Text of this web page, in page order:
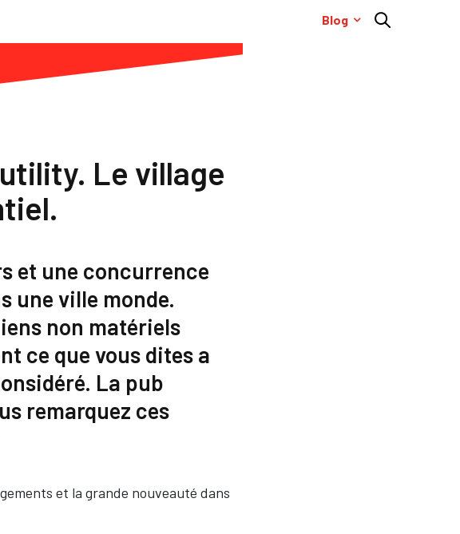
Blog
Le village
et une concurrence
une ville monde.
non matériels
ce que vous dites a
La pub
remarquez ces
et la grande nouveauté dans